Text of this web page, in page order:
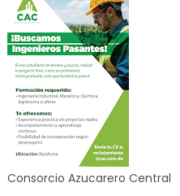
Consorcio Azucarero Central